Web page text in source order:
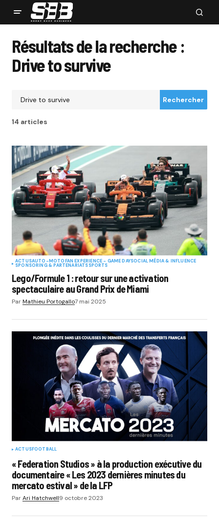
Résultats de la recherche :
Drive to survive
Rechercher
14 articles
ACTUSAUTO-MOTOFAN EXPERIENCE - GAME DAYSOCIAL MÉDIA & INFLUENCE
SPONSORING & PARTENARIATSSPORTS
Lego/Formule 1 : retour sur une activation
spectaculaire au Grand Prix de Miami
ParMathieu Portogallo7 mai 2025
ACTUSFOOTBALL
« Federation Studios » à la production exécutive du
documentaire « Les 2023 dernières minutes du
mercato estival » de la LFP
ParAri Hatchwell9 octobre 2023